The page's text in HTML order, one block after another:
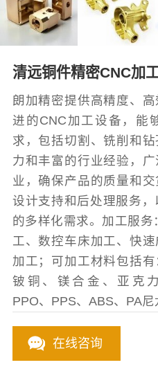
清远铜件精密CNC加
朗加精密提供高精度、
进的CNC加工设备，能
求，包括切割、铣削和
力和丰富的行业经验，
业，确保产品的质量和
设计支持和后处理服务
的多样化需求。加工服务
工、数控车床加工、快
加工；可加工材料包括有
铍铜、镁合金、亚克
PPO、PPS、ABS、PA尼
在线咨询